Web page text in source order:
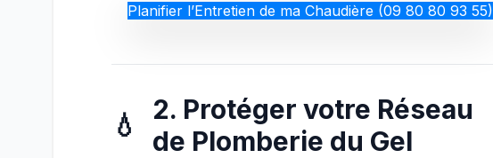
Planifier l’Entretien de ma Chaudière (09 80 80 93 55)
💧
2. Protéger votre Réseau
de Plomberie du Gel